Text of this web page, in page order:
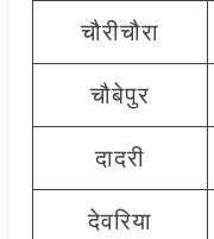
चौरीचौरा
चौबेपुर
दादरी
देवरिया